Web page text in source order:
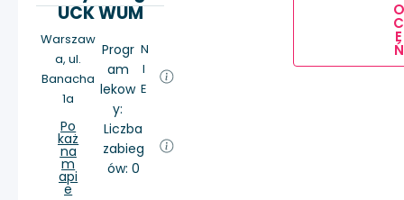
UCK WUM
Warszaw
a, ul.
Banacha
1a
Po
każ
na
m
api
e
Progr
am
lekow
y:
N
I
E
Liczba
zabieg
ów: 0
O
C
E
Ń